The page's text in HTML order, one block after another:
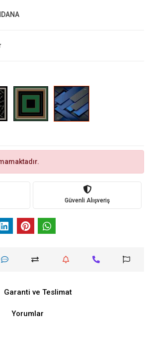
Güvenli Alışveriş
Garanti ve Teslimat
Yorumlar